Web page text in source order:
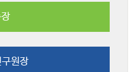
원장